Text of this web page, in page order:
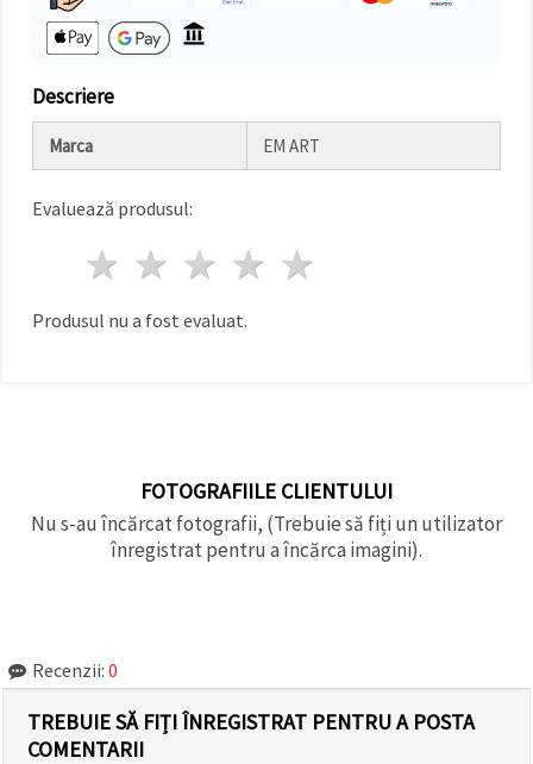
făcând clic
pe butonul
"Salvați"
Аcceptati
toate!
Descriere
Marca EM ART
Evaluează produsul:
4 stele
3 stele
2 stele
1 stea
Produsul nu a fost evaluat.
FOTOGRAFIILE CLIENTULUI
Nu s-au încărcat fotografii, (Trebuie să fiți un utilizator
înregistrat pentru a încărca imagini).
Recenzii: 0
TREBUIE SĂ FIȚI ÎNREGISTRAT PENTRU A POSTA
COMENTARII